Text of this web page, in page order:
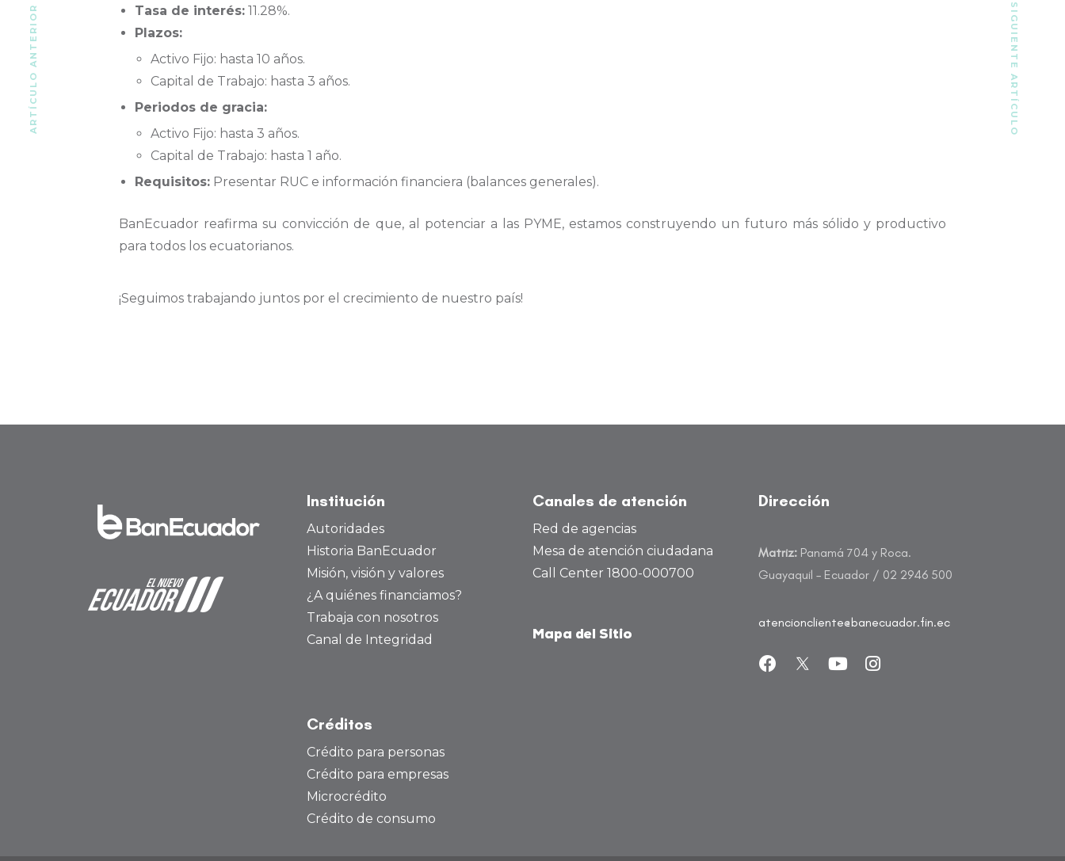
Tasa de interés: 11.28%.
Plazos:
Activo Fijo: hasta 10 años.
Capital de Trabajo: hasta 3 años.
Periodos de gracia:
Activo Fijo: hasta 3 años.
Capital de Trabajo: hasta 1 año.
Requisitos: Presentar RUC e información financiera (balances generales).
BanEcuador reafirma su convicción de que, al potenciar a las PYME, estamos construyendo un futuro más sólido y productivo
para todos los ecuatorianos.
¡Seguimos trabajando juntos por el crecimiento de nuestro país!
ARTÍCULO ANTERIOR SIGUIENTE ARTÍCULO
Institución
Autoridades
Historia BanEcuador
Misión, visión y valores
¿A quiénes financiamos?
Trabaja con nosotros
Canal de Integridad
Créditos
Crédito para personas
Crédito para empresas
Microcrédito
Crédito de consumo
Canales de atención
Red de agencias
Mesa de atención ciudadana
Call Center 1800-000700
Mapa del Sitio
Dirección
Matriz: Panamá 704 y Roca.
Guayaquil – Ecuador / 02 2946 500
atencioncliente@banecuador.fin.ec